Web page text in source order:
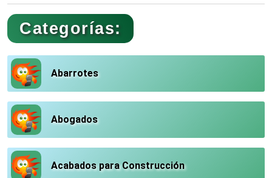
Categorías:
Abarrotes
Abogados
Acabados para Construcción